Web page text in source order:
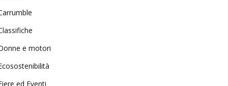
e motori
ed Eventi